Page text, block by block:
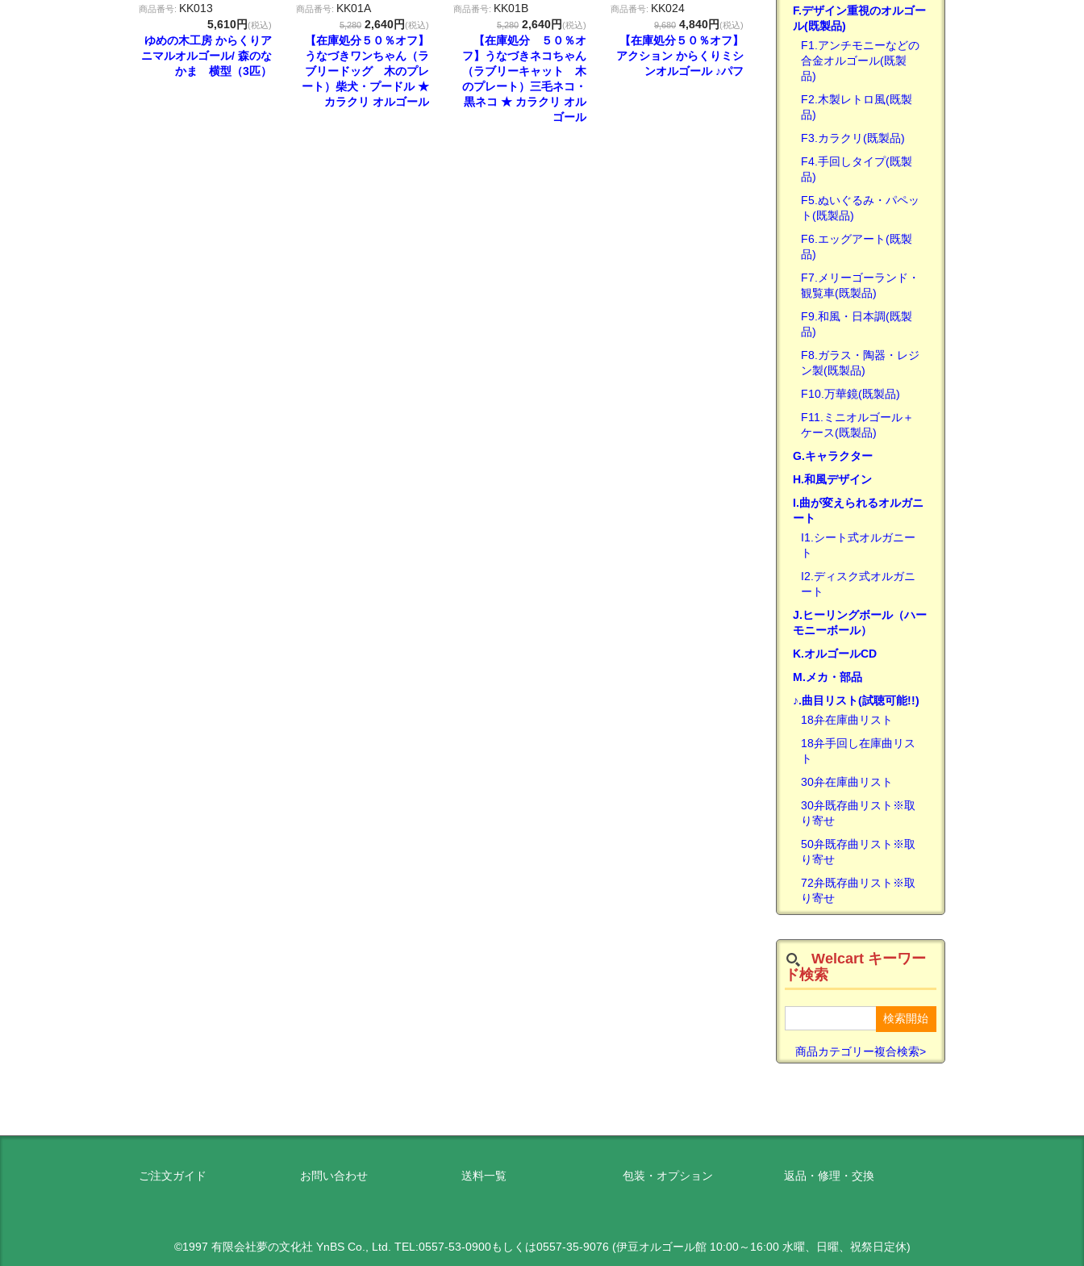
商品番号: KK013
5,610円(税込)
ゆめの木工房 からくりア
ニマルオルゴール/ 森のな
かま 横型（3匹）
商品番号: KK01A
5,280 2,640円(税込)
【在庫処分５０％オフ】
うなづきワンちゃん（ラ
ブリードッグ 木のプレ
ート）柴犬・プードル ★
カラクリ オルゴール
商品番号: KK01B
5,280 2,640円(税込)
【在庫処分 ５０％オ
フ】うなづきネコちゃん
（ラブリーキャット 木
のプレート）三毛ネコ・
黒ネコ ★ カラクリ オル
ゴール
商品番号: KK024
9,680 4,840円(税込)
【在庫処分５０％オフ】
アクション からくりミシ
ンオルゴール ♪パフ
F.デザイン重視のオルゴー
ル(既製品)
F1.アンチモニーなどの
合金オルゴール(既製
品)
F2.木製レトロ風(既製
品)
F3.カラクリ(既製品)
F4.手回しタイプ(既製
品)
F5.ぬいぐるみ・パペッ
ト(既製品)
F6.エッグアート(既製
品)
F7.メリーゴーランド・
観覧車(既製品)
F9.和風・日本調(既製
品)
F8.ガラス・陶器・レジ
ン製(既製品)
F10.万華鏡(既製品)
F11.ミニオルゴール＋
ケース(既製品)
G.キャラクター
H.和風デザイン
I.曲が変えられるオルガニ
ート
I1.シート式オルガニー
ト
I2.ディスク式オルガニ
ート
J.ヒーリングボール（ハー
モニーボール）
K.オルゴールCD
M.メカ・部品
♪.曲目リスト(試聴可能!!)
18弁在庫曲リスト
18弁手回し在庫曲リス
ト
30弁在庫曲リスト
30弁既存曲リスト※取
り寄せ
50弁既存曲リスト※取
り寄せ
72弁既存曲リスト※取
り寄せ
Welcart キーワー
ド検索
商品カテゴリー複合検索>
ご注文ガイド お問い合わせ 送料一覧 包装・オプション 返品・修理・交換
©1997 有限会社夢の文化社 YnBS Co., Ltd. TEL:0557-53-0900もしくは0557-35-9076 (伊豆オルゴール館 10:00～16:00 水曜、日曜、祝祭日定休)